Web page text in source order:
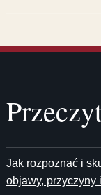
Jak rozpoznać i
objawy, przyczyny